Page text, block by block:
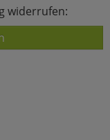
widerrufen: